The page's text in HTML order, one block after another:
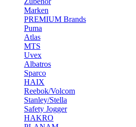
Marken
PREMIUM Brands
Puma
Atlas
MTS
Uvex
Albatros
Sparco
HAIX
Reebok/Volcom
Stanley/Stella
Safety Jogger
HAKRO